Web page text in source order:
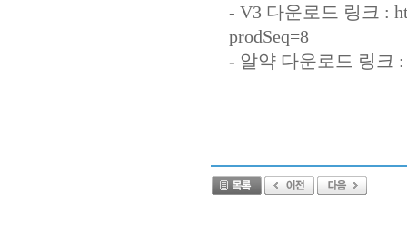
- V3 다운로드 링크 :
prodSeq=8
- 알약 다운로드 링크 :